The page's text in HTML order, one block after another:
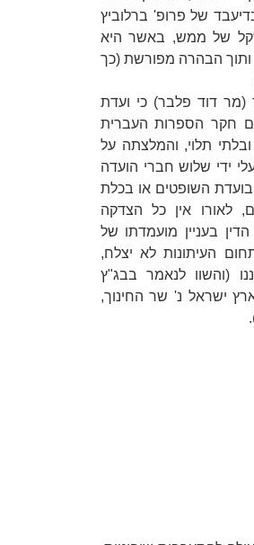
של פרופ' ברלוביץ
של ממש, באשר היא
הבהרה מפורשת (כך
(מר דוד פלבר) כי ועדת
חקר הספרות העברית
מקצועי ובלתי תלוי, והמלצתה על
ידי שלוש חברי הועדה
בועדת השופטים או בכלת
אין כל הצדקה
בעניין מועמדתו של
העיתונות לא יצלח,
(והשוו לנאמר בבג"ץ
ישראל נ' שר החינוך,